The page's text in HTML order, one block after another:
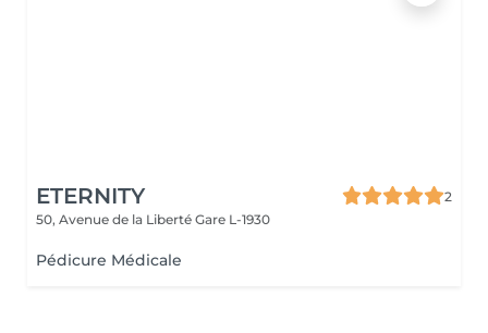
ETERNITY
2
50, Avenue de la Liberté Gare L-1930
Pédicure Médicale